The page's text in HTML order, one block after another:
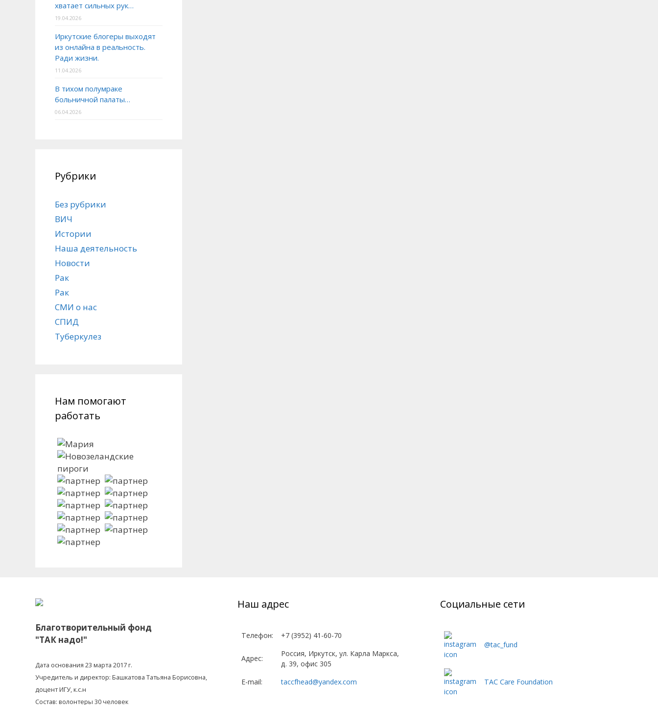
хватает сильных рук…
19.04.2026
Иркутские блогеры выходят
из онлайна в реальность.
Ради жизни.
11.04.2026
В тихом полумраке
больничной палаты…
06.04.2026
Рубрики
Без рубрики
ВИЧ
Истории
Наша деятельность
Новости
Рак
Рак
СМИ о нас
СПИД
Туберкулез
Нам помогают
работать
Благотворительный фонд
"ТАК надо!"
Дата основания 23 марта 2017 г.
Учредитель и директор: Башкатова Татьяна Борисовна,
доцент ИГУ, к.с.н
Состав: волонтеры 30 человек
Наш адрес
Телефон: +7 (3952) 41-60-70
Адрес:
Россия, Иркутск, ул. Карла Маркса,
д. 39, офис 305
E-mail:
taccfhead@yandex.com
Социальные сети
@tac_fund
TAC Care Foundation